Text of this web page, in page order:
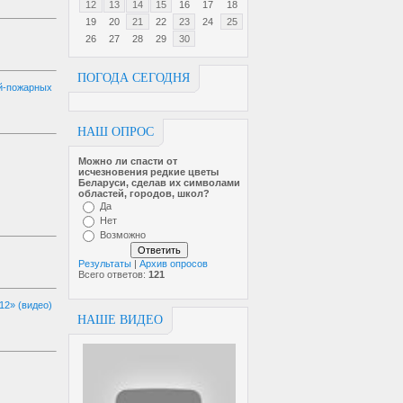
12 13 14 15 16 17
18
19
20 21 22 23 24
25
26
27 28 29 30
ПОГОДА СЕГОДНЯ
НАШ ОПРОС
Можно ли спасти от
исчезновен­ия редкие цветы
Беларуси, сделав их символами
областей, городов, школ?
Да
Нет
Возможно
Результаты | Архив опросов
Всего ответов: 121
НАШЕ ВИДЕО
пожарных
(видео)